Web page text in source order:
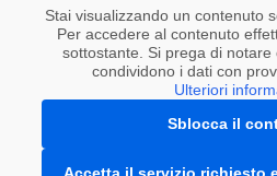
Stai visualizzando un contenuto
Per accedere al contenuto
sottostante. Si prega di
condividono i dati con
Ulteriori
Sblocca il